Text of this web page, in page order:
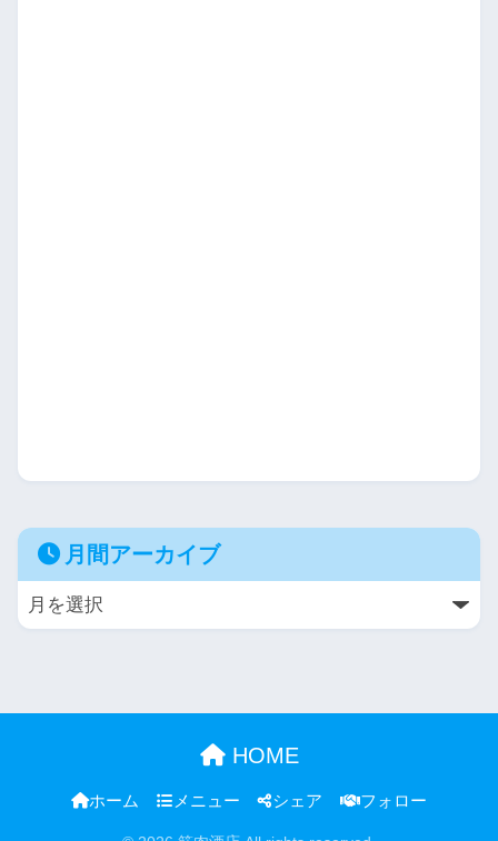
月間アーカイブ
HOME
ホーム メニュー シェア フォロー